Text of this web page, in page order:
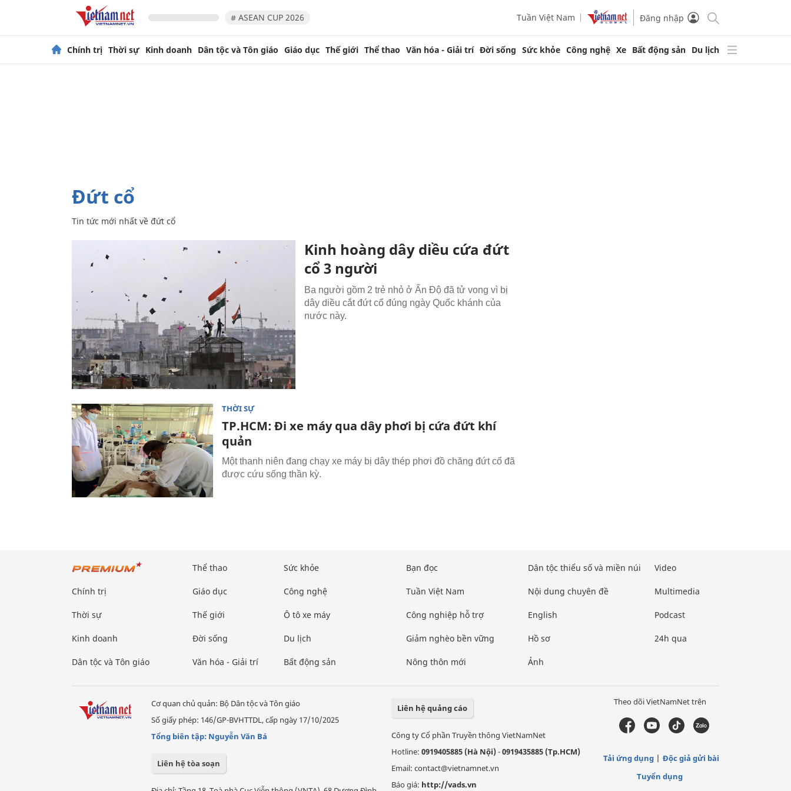
# ASEAN CUP 2026 Tuần Việt Nam Đăng nhập
Chính trị Thời sự Kinh doanh Dân tộc và Tôn giáo Giáo dục Thế giới Thể thao Văn hóa - Giải trí Đời sống Sức khỏe Công nghệ Xe Bất động sản Du lịch
đứt cổ
Tin tức mới nhất về đứt cổ
Kinh hoàng dây diều cứa đứt
cổ 3 người
Ba người gồm 2 trẻ nhỏ ở Ấn Độ đã tử vong vì bị
dây diều cắt đứt cổ đúng ngày Quốc khánh của
nước này.
THỜI SỰ
TP.HCM: Đi xe máy qua dây phơi bị cứa đứt khí
quản
Một thanh niên đang chạy xe máy bị dây thép phơi đồ chăng đứt cổ đã
được cứu sống thần kỳ.
Chính trị
Thời sự
Kinh doanh
Dân tộc và Tôn giáo
Thể thao
Giáo dục
Thế giới
Đời sống
Văn hóa - Giải trí
Sức khỏe
Công nghệ
Ô tô xe máy
Du lịch
Bất động sản
Bạn đọc
Tuần Việt Nam
Công nghiệp hỗ trợ
Giảm nghèo bền vững
Nông thôn mới
Dân tộc thiểu số và miền núi
Nội dung chuyên đề
English
Hồ sơ
Ảnh
Video
Multimedia
Podcast
24h qua
Cơ quan chủ quản: Bộ Dân tộc và Tôn giáo
Số giấy phép: 146/GP-BVHTTDL, cấp ngày 17/10/2025
Tổng biên tập: Nguyễn Văn Bá
Liên hệ tòa soạn
Liên hệ quảng cáo
Công ty Cổ phần Truyền thông VietNamNet
Hotline: 0919405885 (Hà Nội)-0919435885 (Tp.HCM)
Email: contact@vietnamnet.vn
Báo giá: http://vads.vn
Theo dõi VietNamNet trên
Tải ứng dụng
Độc giả gửi bài
Tuyển dụng